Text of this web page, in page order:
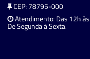
CEP: 78795-000
Atendimento: Das 12h
De Segunda à Sexta.